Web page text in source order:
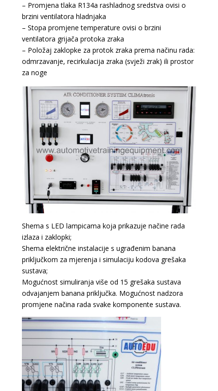
– Promjena tlaka R134a rashladnog sredstva ovisi o
brzini ventilatora hladnjaka
– Stopa promjene temperature ovisi o brzini
ventilatora grijača protoka zraka
– Položaj zaklopke za protok zraka prema načinu rada:
odmrzavanje, recirkulacija zraka (svježi zrak) ili prostor
za noge
Shema s LED lampicama koja prikazuje načine rada
izlaza i zaklopki;
Shema električne instalacije s ugrađenim banana
priključkom za mjerenja i simulaciju kodova grešaka
sustava;
Mogućnost simuliranja više od 15 grešaka sustava
odvajanjem banana priključka. Mogućnost nadzora
promjene načina rada svake komponente sustava.